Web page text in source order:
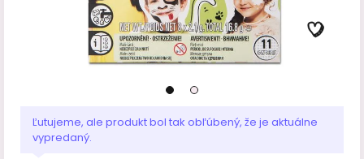
Ľutujeme, ale produkt bol tak obľúbený, že je aktuálne
vypredaný.